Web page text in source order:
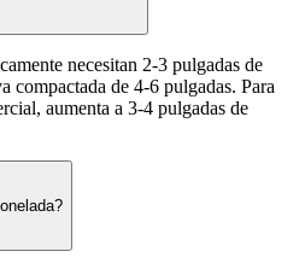
necesitan 2-3 pulgadas de
compactada de 4-6 pulgadas. Para
aumenta a 3-4 pulgadas de